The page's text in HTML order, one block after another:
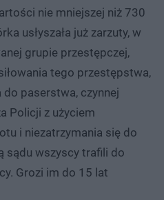
nie mniejszej niż 730
usłyszała już zarzuty, w
grupie przestępczej,
tego przestępstwa,
paserstwa, czynnej
Policji z użyciem
i niezatrzymania się do
sądu wszyscy trafili do
Grozi im do 15 lat